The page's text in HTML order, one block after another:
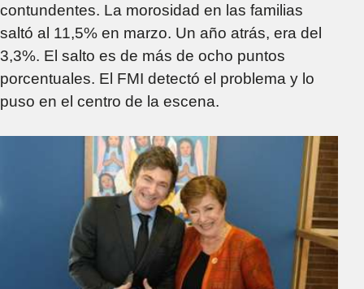
contundentes. La morosidad en las familias
saltó al 11,5% en marzo. Un año atrás, era del
3,3%. El salto es de más de ocho puntos
porcentuales. El FMI detectó el problema y lo
puso en el centro de la escena.